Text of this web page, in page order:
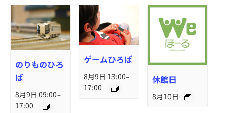
のりものひろ
ば
8月9日 09:00–
17:00
ゲームひろば
8月9日 13:00–
17:00
休館日
8月10日